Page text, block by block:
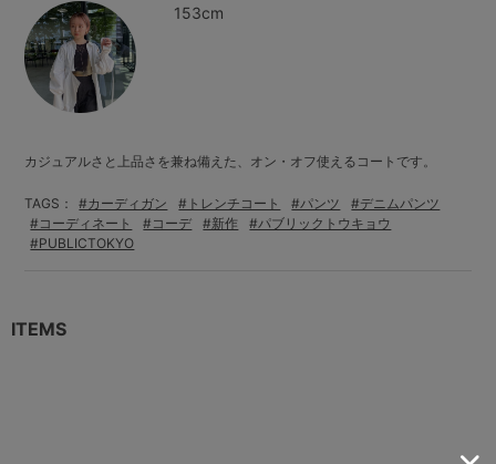
153cm
カジュアルさと上品さを兼ね備えた、オン・オフ使えるコートです。
TAGS： #カーディガン #トレンチコート #パンツ
#デニムパンツ
#コーディネート
#コーデ #新作
#パブリックトウキョウ
#PUBLICTOKYO
ITEMS